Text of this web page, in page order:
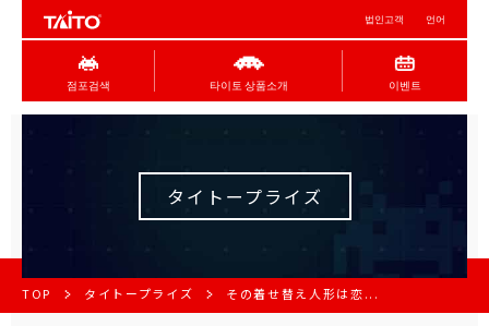
법인고객 언어
점포검색 타이토 상품소개 이벤트
タイトープライズ
TOP タイトープライズ その着せ替え人形は恋...